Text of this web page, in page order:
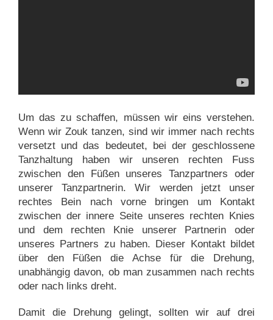
Um das zu schaffen, müssen wir eins verstehen.
Wenn wir Zouk tanzen, sind wir immer nach rechts
versetzt und das bedeutet, bei der geschlossene
Tanzhaltung haben wir unseren rechten Fuss
zwischen den Füßen unseres Tanzpartners oder
unserer Tanzpartnerin. Wir werden jetzt unser
rechtes Bein nach vorne bringen um Kontakt
zwischen der innere Seite unseres rechten Knies
und dem rechten Knie unserer Partnerin oder
unseres Partners zu haben. Dieser Kontakt bildet
über den Füßen die Achse für die Drehung,
unabhängig davon, ob man zusammen nach rechts
oder nach links dreht.
Damit die Drehung gelingt, sollten wir auf drei